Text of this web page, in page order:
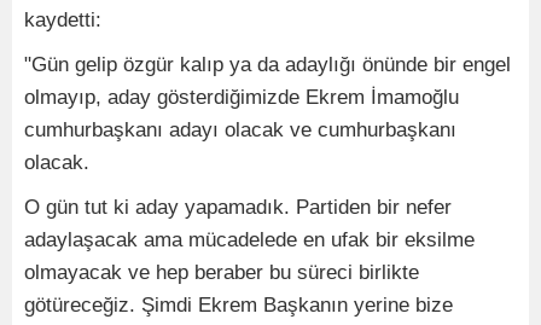
kaydetti:
"Gün gelip özgür kalıp ya da adaylığı önünde bir engel
olmayıp, aday gösterdiğimizde Ekrem İmamoğlu
cumhurbaşkanı adayı olacak ve cumhurbaşkanı
olacak.
O gün tut ki aday yapamadık. Partiden bir nefer
adaylaşacak ama mücadelede en ufak bir eksilme
olmayacak ve hep beraber bu süreci birlikte
götüreceğiz. Şimdi Ekrem Başkanın yerine bize